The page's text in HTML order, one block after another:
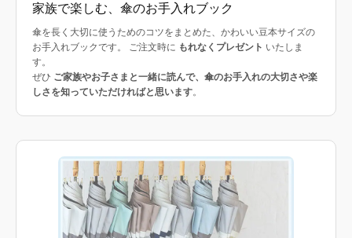
家族で楽しむ、傘のお手入れブック
傘を長く大切に使うためのコツをまとめた、かわいい豆本サイズの
お手入れブックです。 ご注文時に もれなくプレゼント いたしま
す。
ぜひ ご家族やお子さまと一緒に読んで、傘のお手入れの大切さや楽
しさを知っていただければと思います。